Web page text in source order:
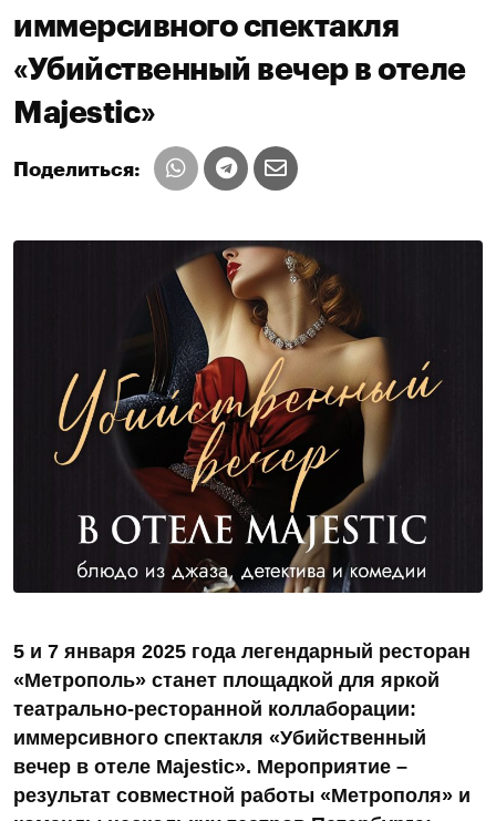
иммерсивного спектакля
«Убийственный вечер в отеле
Majestic»
Поделиться:
5 и 7 января 2025 года легендарный ресторан
«Метрополь» станет площадкой для яркой
театрально-ресторанной коллаборации:
иммерсивного спектакля «Убийственный
вечер в отеле Majestic». Мероприятие –
результат совместной работы «Метрополя» и